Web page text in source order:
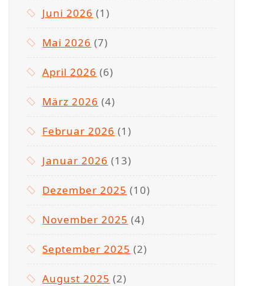
Juni 2026 (1)
Mai 2026 (7)
April 2026 (6)
März 2026 (4)
Februar 2026 (1)
Januar 2026 (13)
Dezember 2025 (10)
November 2025 (4)
September 2025 (2)
August 2025 (2)